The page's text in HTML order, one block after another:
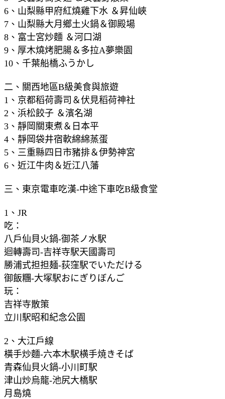
6、山梨縣甲府紅燒雞下水 ＆昇仙峽
7、山梨縣大月鄉土火鍋＆御殿場
8、富士宮炒麵 ＆河口湖
9、厚木燒烤肥腸＆多拉A夢樂園
10、千葉船橋ふうかし
二、關西地區B級美食與旅遊
1、京都稻荷壽司＆伏見稻荷神社
2、浜松餃子 ＆濱名湖
3、靜岡關東煮＆日本平
4、靜岡袋井宿軟綿綿蒸蛋
5、三重縣四日市豬排＆伊勢神宮
6、近江牛肉＆近江八藩
三、東京電車吃漢-中途下車吃B級食堂
1、JR
吃：
八戶仙貝火鍋-御茶ノ水駅
迴轉壽司-吉祥寺駅天國壽司
勝浦式担担麺-荻窪駅でいただける
御飯糰-大塚駅おにぎりぼんご
玩：
吉祥寺散策
立川駅昭和紀念公園
2、大江戶線
橫手炒麵-六本木駅横手焼きそば
青森仙貝火鍋-小川町駅
津山炒烏龍-池尻大橋駅
月島燒